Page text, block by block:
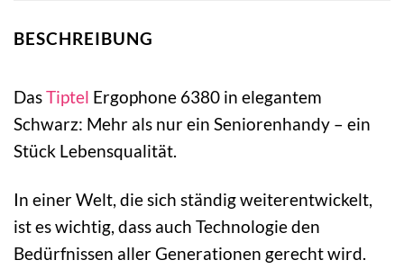
BESCHREIBUNG
DasTiptel Ergophone 6380 in elegantem
Schwarz: Mehr als nur ein Seniorenhandy – ein
Stück Lebensqualität.
In einer Welt, die sich ständig weiterentwickelt,
ist es wichtig, dass auch Technologie den
Bedürfnissen aller Generationen gerecht wird.